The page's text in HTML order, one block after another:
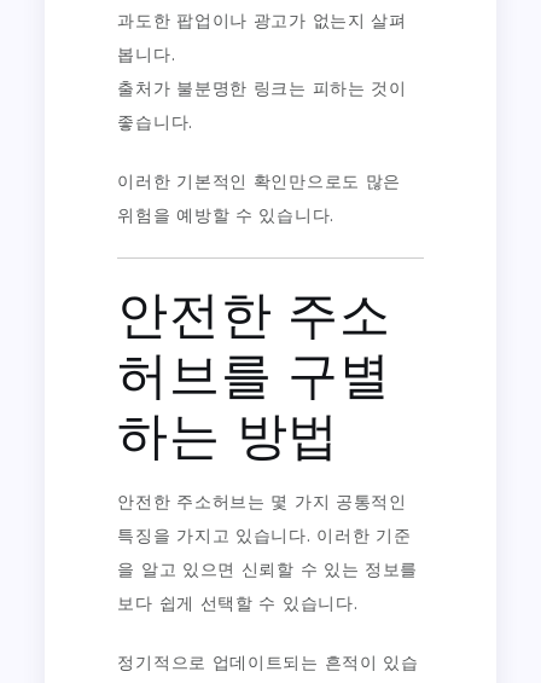
과도한 팝업이나 광고가 없는지 살펴
봅니다.
출처가 불분명한 링크는 피하는 것이
좋습니다.
이러한 기본적인 확인만으로도 많은
위험을 예방할 수 있습니다.
안전한 주소
허브를 구별
하는 방법
안전한 주소허브는 몇 가지 공통적인
특징을 가지고 있습니다. 이러한 기준
을 알고 있으면 신뢰할 수 있는 정보를
보다 쉽게 선택할 수 있습니다.
정기적으로 업데이트되는 흔적이 있습